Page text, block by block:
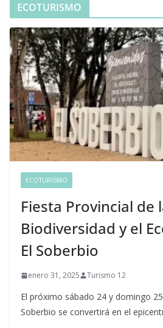
ECOTURISMO
ECOTURISMO
Fiesta Provincial de
Biodiversidad y el
El Soberbio
enero 31, 2025 Turismo 12
El próximo sábado 24 y domingo
Soberbio se convertirá en el